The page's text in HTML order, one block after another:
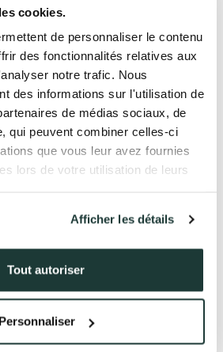
cookies.
de personnaliser le contenu
des fonctionnalités relatives aux
notre trafic. Nous
des informations sur l'utilisation de
de médias sociaux, de
qui peuvent combiner celles-ci
que vous leur avez fournies
lors de votre utilisation de leurs
Afficher les détails
Tout autoriser
Personnaliser
NOUS ?
AURIL
RÉALISATIONS
CLIENT
François Mitterrand
et attractif.
naturel et
de son site emblématique :
Haut lieu de l’histoire de France,
aujourd’hui le Musée de la
tandis que le parc constitue un
pour la commune.
pour les habitants. Il offre un
promenades, les sorties en
structure fortement la vie locale
de Vizille, en renforçant son